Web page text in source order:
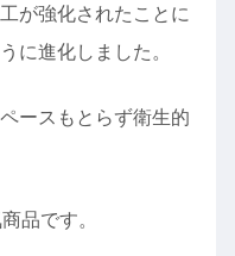
が強化されたことに
に進化しました。
ースもとらず衛生的
品です。